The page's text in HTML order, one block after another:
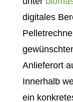
digitales
Anlieferort
Innerhalb
ein